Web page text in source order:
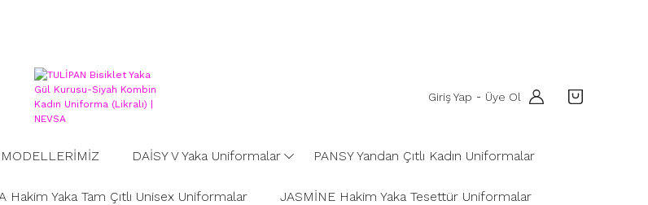
Giriş Yap - Üye Ol
DAİSY V Yaka Uniformalar PANSY Yandan Çıtlı Kadın Uniformalar
Hakim Yaka Tam Çıtlı Unisex Uniformalar JASMİNE Hakim Yaka Tesettür Uniformalar